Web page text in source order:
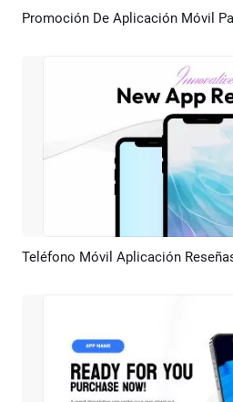
Previsualizar
Previsualizar